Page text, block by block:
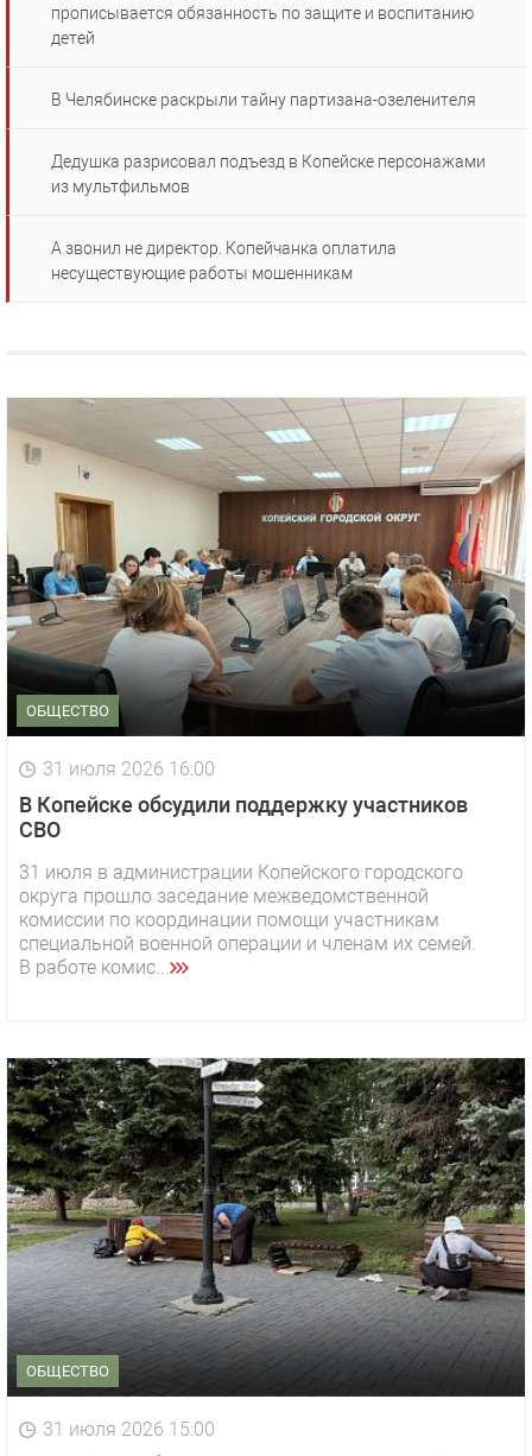
прописывается обязанность по защите и воспитанию
детей
В Челябинске раскрыли тайну партизана-озеленителя
Дедушка разрисовал подъезд в Копейске персонажами
из мультфильмов
А звонил не директор. Копейчанка оплатила
несуществующие работы мошенникам
ОБЩЕСТВО
31 июля 2026 16:00
В Копейске обсудили поддержку участников
СВО
31 июля в администрации Копейского городского
округа прошло заседание межведомственной
комиссии по координации помощи участникам
специальной военной операции и членам их семей.
В работе комис...
ОБЩЕСТВО
31 июля 2026 15:00